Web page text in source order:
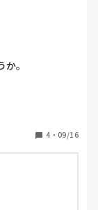
。
うな子がいま
んな所をみてほ
など本来は担
す。
担任であるの
4 ・ 09/16